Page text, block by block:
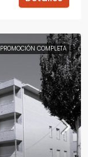
PROMOCIÓN COMPLETA